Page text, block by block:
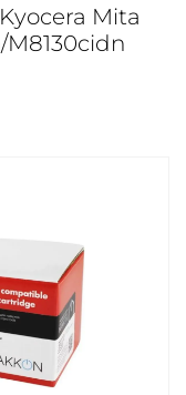
Mita
M8130cidn